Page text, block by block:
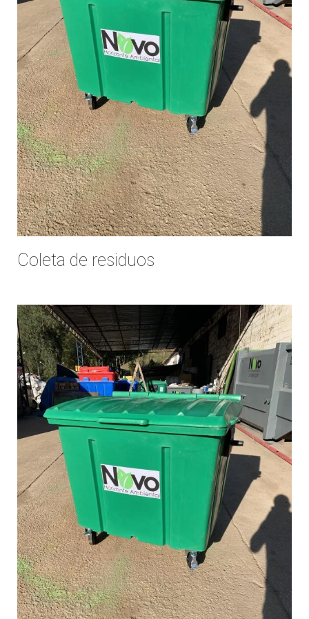
DESCARTE DE RESÍDUOS EM SP
DESCARTE DE RESIDUOS INDUSTRIAIS
DESCARTE DE RESÍDUOS PARA EMPRESAS
DESCARTE DE RESÍDUOS PERIGOSOS
DESTINAÇÃO DE RESÍDUOS
DESTINAÇÃO DE RESÍDUOS ELETRÔNICOS
DESTINAÇÃO DE RESÍDUOS INDUSTRIAIS
DESTINAÇÃO DE RESÍDUOS ORGÂNICOS
DESTINAÇÃO DE RESÍDUOS PERIGOSOS
DESTINAÇÃO DE RESIDUOS QUIMICOS
DESTINAÇÃO FINAL DE RESÍDUOS PERIGOSOS
DESTRUIÇÃO DE DOCUMENTOS
EMPRESA COLETORA DE RESÍDUOS
EMPRESA DE COLETA
EMPRESA DE COLETA DE LIXO
EMPRESA DE COLETA DE LIXO RECICLAVEL
EMPRESA DE COLETA DE RESIDUOS
EMPRESA DE COLETA DE RESÍDUOS INDUSTRIAIS
EMPRESA DE COLETA DE RESIDUOS QUIMICOS
EMPRESA DE COLETA DE RESÍDUOS SÓLIDOS
EMPRESA DE COLETA SELETIVA
EMPRESA DE COMPRA DE LIXO RECICLAVEL
EMPRESA DE COMPRA DE PAPELÃO
EMPRESA DE GERENCIAMENTO DE RESÍDUOS
EMPRESA DE GESTÃO DE RESÍDUOS INDUSTRIAIS
Coleta de residuos